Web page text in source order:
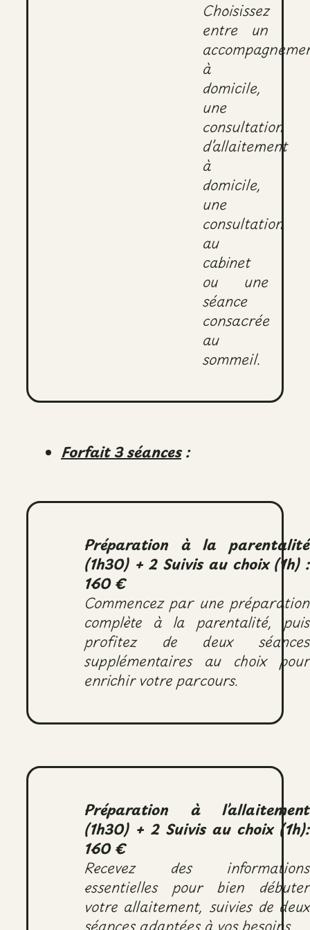
Choisissez
entre un
à
domicile,
une
consultation
d’allaitement
à
domicile,
une
consultation
au
cabinet
ou une
séance
consacrée
au
sommeil.
Forfait 3 séances:
Préparation à la parentalité
(1h30) + 2 Suivis au choix (1h) :
160 €
Commencez par une préparation
complète à la parentalité, puis
profitez de deux séances
supplémentaires au choix pour
enrichir votre parcours.
Préparation à l’allaitement
(1h30) + 2 Suivis au choix (1h):
160 €
Recevez des informations
essentielles pour bien débuter
votre allaitement, suivies de deux